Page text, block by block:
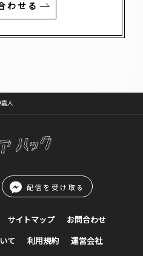
わせる
嘉人
配信を受け取る
サイトマップ お問合わせ
て 利用規約 運営会社